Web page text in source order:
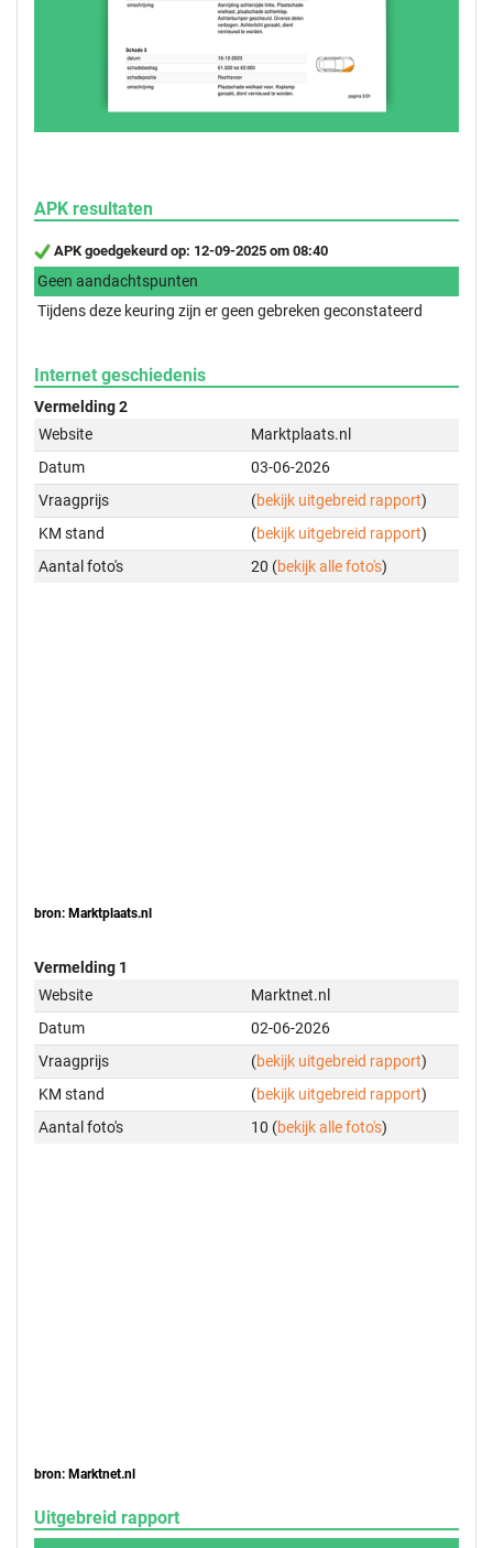
APK resultaten
APK goedgekeurd op: 12-09-2025 om 08:40
Geen aandachtspunten
Tijdens deze keuring zijn er geen gebreken geconstateerd
Internet geschiedenis
Vermelding 2
Website
Marktplaats.nl
Datum
03-06-2026
Vraagprijs
(bekijk uitgebreid rapport)
KM stand
(bekijk uitgebreid rapport)
Aantal foto's
20 (bekijk alle foto's)
bron: Marktplaats.nl
Vermelding 1
Website
Marktnet.nl
Datum
02-06-2026
Vraagprijs
(bekijk uitgebreid rapport)
KM stand
(bekijk uitgebreid rapport)
Aantal foto's
10 (bekijk alle foto's)
bron: Marktnet.nl
Uitgebreid rapport